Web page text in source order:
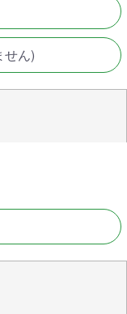
せん)